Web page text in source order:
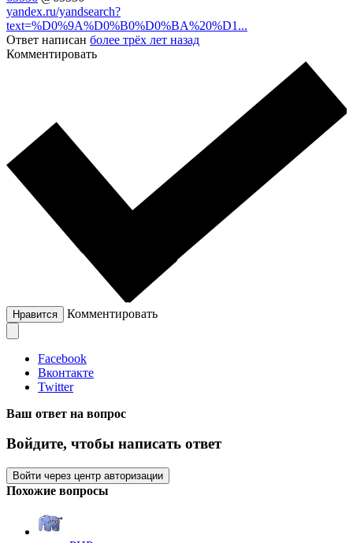
yandex.ru/yandsearch?
text=%D0%9A%D0%B0%D0%BA%20%D1...
Ответ написан более трёх лет назад
Комментировать
Нравится Комментировать
Facebook
Вконтакте
Twitter
Ваш ответ на вопрос
Войдите, чтобы написать ответ
Войти через центр авторизации
Похожие вопросы